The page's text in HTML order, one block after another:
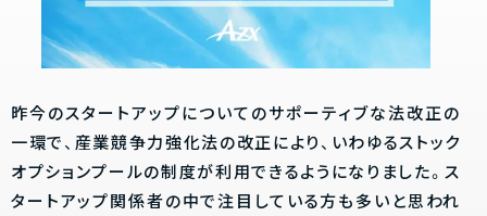
昨今のスタートアップについてのサポーティブな法改正の
一環で、産業競争力強化法の改正により、いわゆるストック
オプションプールの制度が利用できるようになりました。ス
タートアップ関係者の中で注目している方も多いと思われ